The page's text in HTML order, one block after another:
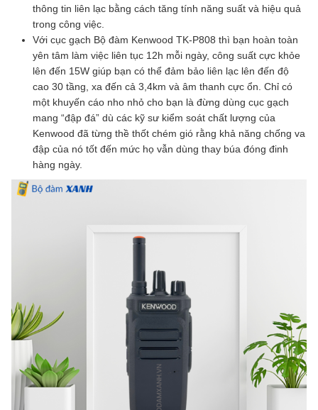
thông tin liên lạc bằng cách tăng tính năng suất và hiệu quả
trong công việc.
Với cục gạch Bộ đàm Kenwood TK-P808 thì bạn hoàn toàn
yên tâm làm việc liên tục 12h mỗi ngày, công suất cực khỏe
lên đến 15W giúp bạn có thể đảm bảo liên lạc lên đến độ
cao 30 tầng, xa đến cả 3,4km và âm thanh cực ổn. Chỉ có
một khuyến cáo nho nhỏ cho bạn là đừng dùng cục gạch
mang “đập đá” dù các kỹ sư kiểm soát chất lượng của
Kenwood đã từng thề thốt chém gió rằng khả năng chống va
đập của nó tốt đến mức họ vẫn dùng thay búa đóng đinh
hàng ngày.